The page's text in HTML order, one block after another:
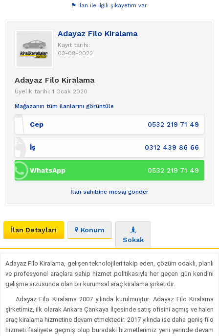
İlan ile ilgili şikayetim var
Adayaz Filo Kiralama
Kayıt tarihi:
03-08-2022
Adayaz Filo Kiralama
Üyelik tarihi: 1 Ocak 2020
Mağazanın tüm ilanlarını görüntüle
Cep 0532 219 71 49
İş 0312 439 86 66
WhatsApp 0532 219 71 49
İlan sahibine mesaj gönder
İlan Detayları
Konum
Sokak
Adayaz Filo Kiralama, gelişen teknolojileri takip eden, çözüm odaklı, planlı
ve profesyonel araçlara sahip hizmet politikasıyla her geçen gün kendini
gelişme arzusunda olan bir kurumsal araç kiralama şirketidir.
Adayaz Filo Kiralama 2007 yılında kurulmuştur. Adayaz Filo Kiralama
şirketimiz, ilk olarak Ankara Çankaya İlçesinde satış ofisini açmış ve halen
araç kiralama hizmetine devam etmektedir. 2017 yılında ise daha geniş filo
hizmeti faaliyete geçmiş olup buradaki hizmetlerimiz yeni yerinde devam